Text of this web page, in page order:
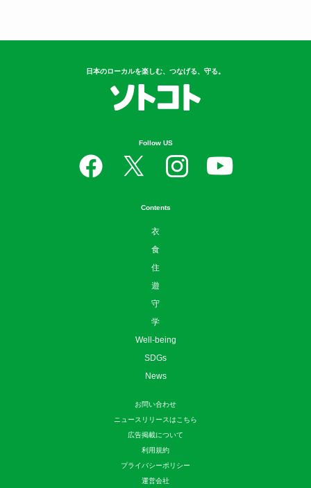
日本のローカルを楽しむ、つなげる、守る。
Follow US
Contents
衣
食
住
遊
守
学
Well-being
SDGs
News
お問い合わせ
ニュースリリースはこちら
広告掲載について
利用規約
プライバシーポリシー
運営会社